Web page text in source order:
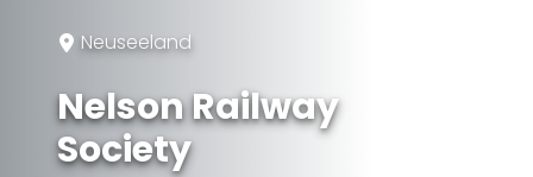
Neuseeland
Nelson Railway
Society